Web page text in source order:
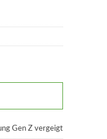
Gen Z vergeigt